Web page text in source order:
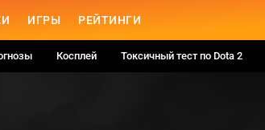
ИГРЫ РЕЙТИНГИ
Косплей Токсичный тест по Dota 2